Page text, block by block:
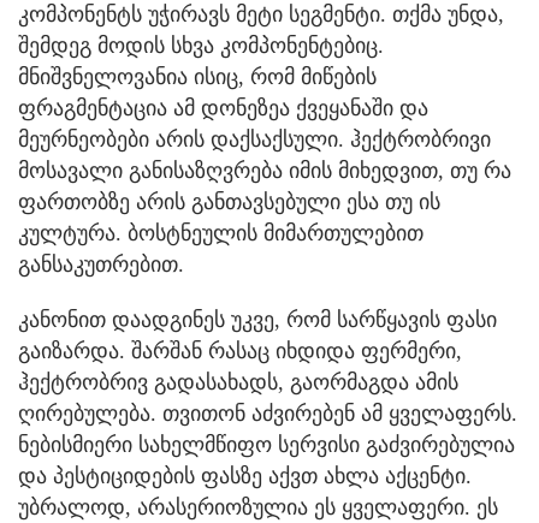
კომპონენტს უჭირავს მეტი სეგმენტი. თქმა უნდა,
შემდეგ მოდის სხვა კომპონენტებიც.
მნიშვნელოვანია ისიც, რომ მიწების
ფრაგმენტაცია ამ დონეზეა ქვეყანაში და
მეურნეობები არის დაქსაქსული. ჰექტრობრივი
მოსავალი განისაზღვრება იმის მიხედვით, თუ რა
ფართობზე არის განთავსებული ესა თუ ის
კულტურა. ბოსტნეულის მიმართულებით
განსაკუთრებით.
კანონით დაადგინეს უკვე, რომ სარწყავის ფასი
გაიზარდა. შარშან რასაც იხდიდა ფერმერი,
ჰექტრობრივ გადასახადს, გაორმაგდა ამის
ღირებულება. თვითონ აძვირებენ ამ ყველაფერს.
ნებისმიერი სახელმწიფო სერვისი გაძვირებულია
და პესტიციდების ფასზე აქვთ ახლა აქცენტი.
უბრალოდ, არასერიოზულია ეს ყველაფერი. ეს